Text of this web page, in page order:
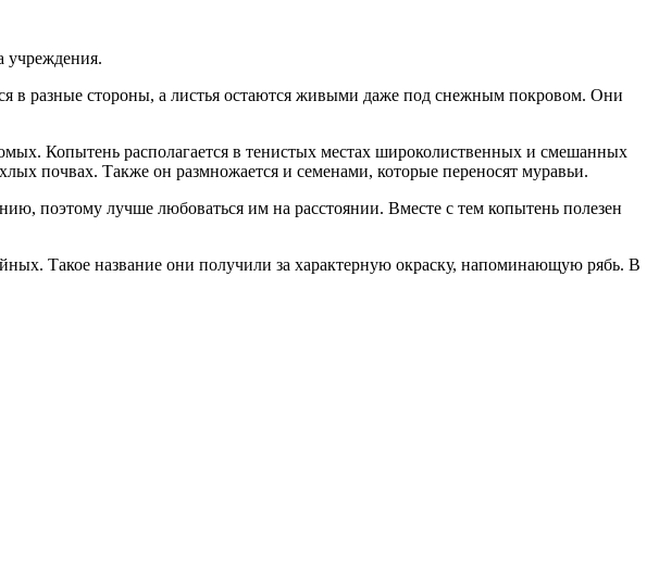
учреждения.
в разные стороны, а листья остаются живыми даже под снежным покровом. Они
Копытень располагается в тенистых местах широколиственных и смешанных
почвах. Также он размножается и семенами, которые переносят муравьи.
поэтому лучше любоваться им на расстоянии. Вместе с тем копытень полезен
Такое название они получили за характерную окраску, напоминающую рябь. В